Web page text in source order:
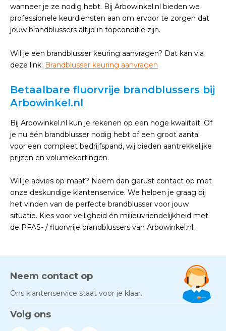
wanneer je ze nodig hebt. Bij Arbowinkel.nl bieden we
professionele keurdiensten aan om ervoor te zorgen dat
jouw brandblussers altijd in topconditie zijn.
Wil je een brandblusser keuring aanvragen? Dat kan via
deze link: Brandblusser keuring aanvragen
Betaalbare fluorvrije brandblussers bij
Arbowinkel.nl
Bij Arbowinkel.nl kun je rekenen op een hoge kwaliteit. Of
je nu één brandblusser nodig hebt of een groot aantal
voor een compleet bedrijfspand, wij bieden aantrekkelijke
prijzen en volumekortingen.
Wil je advies op maat? Neem dan gerust contact op met
onze deskundige klantenservice. We helpen je graag bij
het vinden van de perfecte brandblusser voor jouw
situatie. Kies voor veiligheid én milieuvriendelijkheid met
de PFAS- / fluorvrije brandblussers van Arbowinkel.nl.
Neem contact op
Ons klantenservice staat voor je klaar.
Volg ons